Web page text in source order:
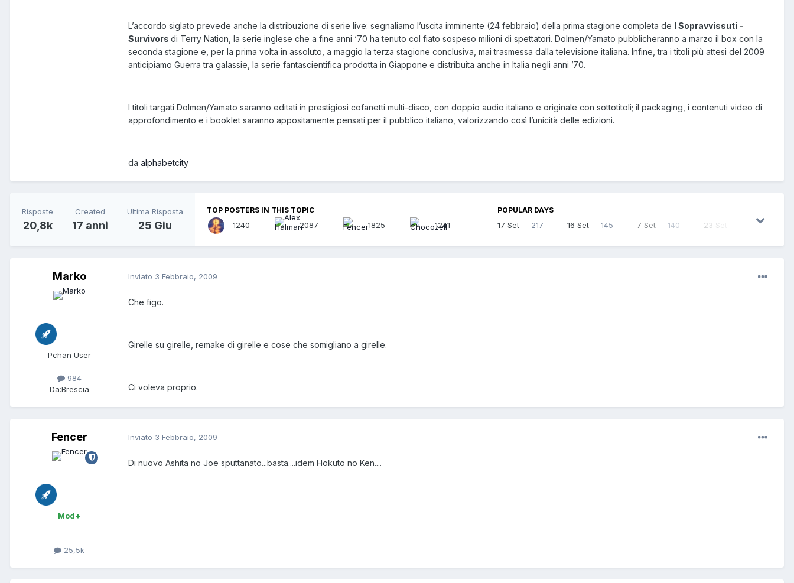
L’accordo siglato prevede anche la distribuzione di serie live: segnaliamo l’uscita imminente (24 febbraio) della prima stagione completa de I Sopravvissuti -
Survivors di Terry Nation, la serie inglese che a fine anni ‘70 ha tenuto col fiato sospeso milioni di spettatori. Dolmen/Yamato pubblicheranno a marzo il box con la
seconda stagione e, per la prima volta in assoluto, a maggio la terza stagione conclusiva, mai trasmessa dalla televisione italiana. Infine, tra i titoli più attesi del 2009
anticipiamo Guerra tra galassie, la serie fantascientifica prodotta in Giappone e distribuita anche in Italia negli anni ’70.
I titoli targati Dolmen/Yamato saranno editati in prestigiosi cofanetti multi-disco, con doppio audio italiano e originale con sottotitoli; il packaging, i contenuti video di
approfondimento e i booklet saranno appositamente pensati per il pubblico italiano, valorizzando così l’unicità delle edizioni.
da alphabetcity
Risposte
20,8k
Created
17 anni
Ultima Risposta
25 Giu
TOP POSTERS IN THIS TOPIC
1240 2087 1825 1241
POPULAR DAYS
17 Set 217 16 Set 145 7 Set 140 23 Set
Marko
Pchan User
984
Da:Brescia
Inviato 3 Febbraio, 2009
Che figo.
Girelle su girelle, remake di girelle e cose che somigliano a girelle.
Ci voleva proprio.
Fencer
Mod+
25,5k
Inviato 3 Febbraio, 2009
Di nuovo Ashita no Joe sputtanato...basta....idem Hokuto no Ken....